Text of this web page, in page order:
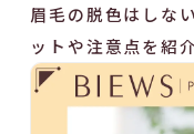
眉毛の脱色はしな
ットや注意点を紹介